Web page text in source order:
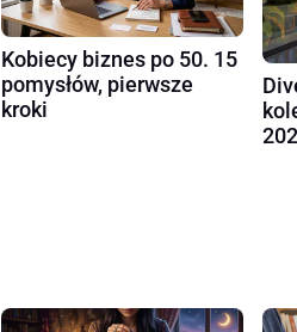
Kobiecy biznes po 50. 15
pomysłów, pierwsze
kroki